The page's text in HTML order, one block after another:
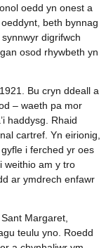
oedd yn onest a
beth bynnag
digrifwch
osod rhywbeth yn
Bu cryn ddeall a
– waeth pa mor
haddysg. Rhaid
cartref. Yn eirionig,
i ferched yr oes
weithio am y tro
ar ymdrech enfawr
Margaret,
teulu yno. Roedd